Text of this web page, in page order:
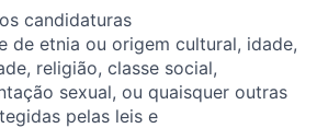
candidaturas
de etnia ou origem cultural, idade,
religião, classe social,
sexual, ou quaisquer outras
pelas leis e